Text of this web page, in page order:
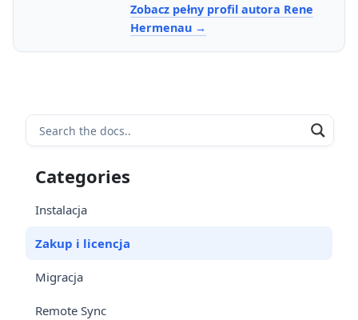
Zobacz pełny profil autora Rene
Hermenau
Categories
Instalacja
Zakup i licencja
Migracja
Remote Sync